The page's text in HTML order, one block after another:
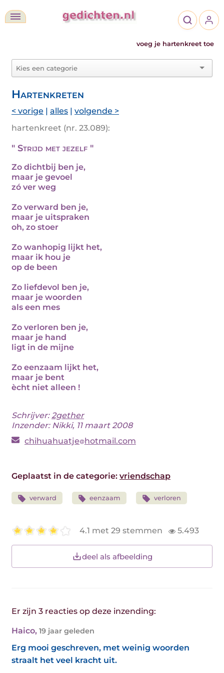
voeg je hartenkreet toe
Hartenkreten
< vorige | alles | volgende >
hartenkreet (nr. 23.089):
" Strijd met jezelf "
Zo dichtbij ben je,
maar je gevoel
zó ver weg
Zo verward ben je,
maar je uitspraken
oh, zo stoer
Zo wanhopig lijkt het,
maar ik hou je
op de been
Zo liefdevol ben je,
maar je woorden
als een mes
Zo verloren ben je,
maar je hand
ligt in de mijne
Zo eenzaam lijkt het,
maar je bent
ècht niet alleen !
Schrijver:2gether
Inzender: Nikki, 11 maart 2008
chihuahuatje hotmail.com
Geplaatst in de categorie: vriendschap
verward eenzaam verloren
4.1 met 29 stemmen 5.493
deel als afbeelding
Er zijn 3 reacties op deze inzending:
Haico, 19 jaar geleden
Erg mooi geschreven, met weinig woorden
straalt het veel kracht uit.